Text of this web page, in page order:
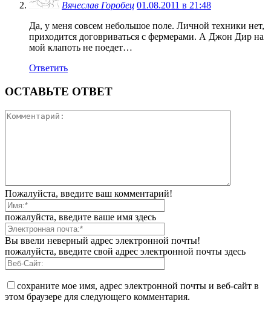
Вячеслав Горобец 01.08.2011 в 21:48
Да, у меня совсем небольшое поле. Личной техники нет,
приходится договриваться с фермерами. А Джон Дир на
мой клапоть не поедет…
Ответить
ОСТАВЬТЕ ОТВЕТ
Пожалуйста, введите ваш комментарий!
пожалуйста, введите ваше имя здесь
Вы ввели неверный адрес электронной почты!
пожалуйста, введите свой адрес электронной почты здесь
сохраните мое имя, адрес электронной почты и веб-сайт в
этом браузере для следующего комментария.